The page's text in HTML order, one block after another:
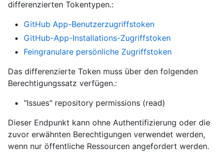
differenzierten Tokentypen.:
GitHub App-Benutzerzugriffstoken
GitHub-App-Installations-Zugriffstoken
Feingranulare persönliche Zugriffstoken
Das differenzierte Token muss über den folgenden
Berechtigungssatz verfügen.:
"Issues" repository permissions (read)
Dieser Endpunkt kann ohne Authentifizierung oder die
zuvor erwähnten Berechtigungen verwendet werden,
wenn nur öffentliche Ressourcen angefordert werden.